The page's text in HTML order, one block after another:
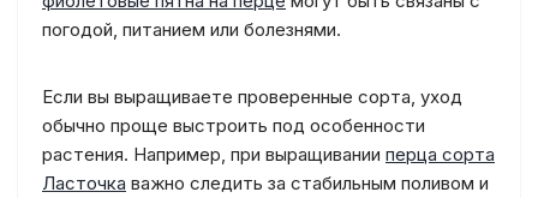
погодой, питанием или болезнями.
Если вы выращиваете проверенные сорта, уход
обычно проще выстроить под особенности
растения. Например, при выращивании перца сорта
Ласточка важно следить за стабильным поливом и